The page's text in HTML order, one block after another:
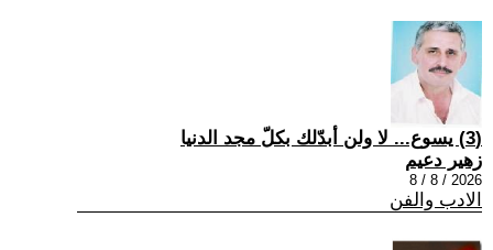
(3) يسوع... لا ولن أبدّلك بكلّ مجد الدنيا
زهير دعيم
2026 / 8 / 8
الادب والفن